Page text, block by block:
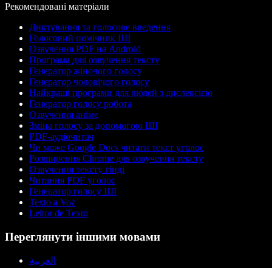
Рекомендовані матеріали
Диктування та голосове введення
Голосовий помічник ШІ
Озвучення PDF на Android
Програма для озвучення тексту
Генератор жіночого голосу
Генератор чоловічого голосу
Найкращі програми для людей з дислексією
Генератор голосу робота
Озвучення аніме
Зміна голосу за допомогою ШІ
PDF-аудіочитач
Чи може Google Docs читати текст уголос
Розширення Chrome для озвучення тексту
Озвучення тексту гінді
Читання PDF уголос
Генератор голосу ШІ
Texto a Voz
Leitor de Texto
Переглянути іншими мовами
العربية